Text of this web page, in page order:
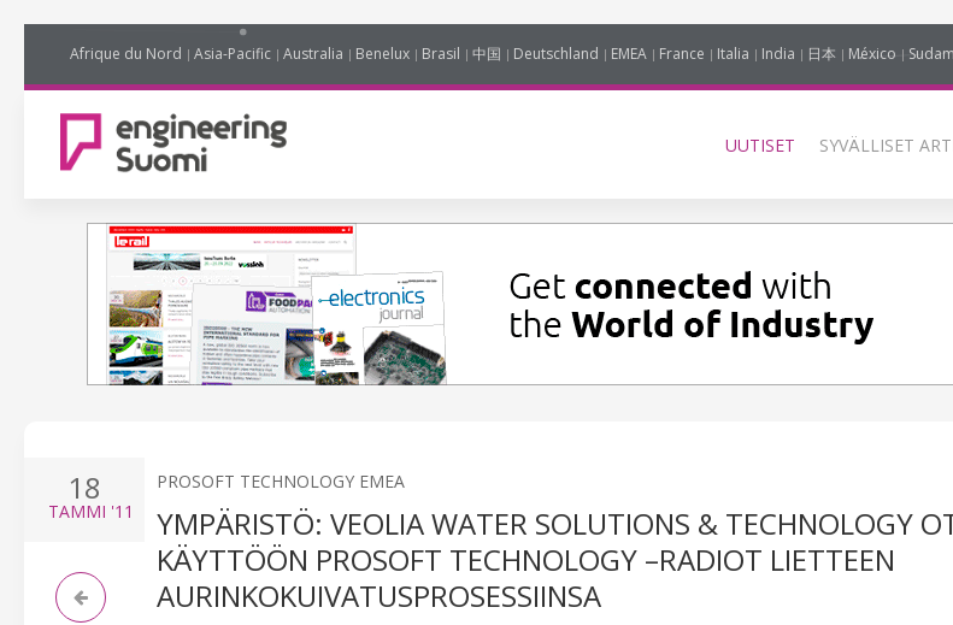
Afrique du Nord Asia-Pacific Australia Benelux Brasil 中国 Deutschland EMEA France Italia India 日本 México
UUTISET SYVÄLLISET
18
TAMMI '11
PROSOFT TECHNOLOGY EMEA
YMPÄRISTÖ: VEOLIA WATER SOLUTIONS & TECHNOLOGY
KÄYTTÖÖN PROSOFT TECHNOLOGY –RADIOT LIETTEEN
AURINKOKUIVATUSPROSESSIINSA